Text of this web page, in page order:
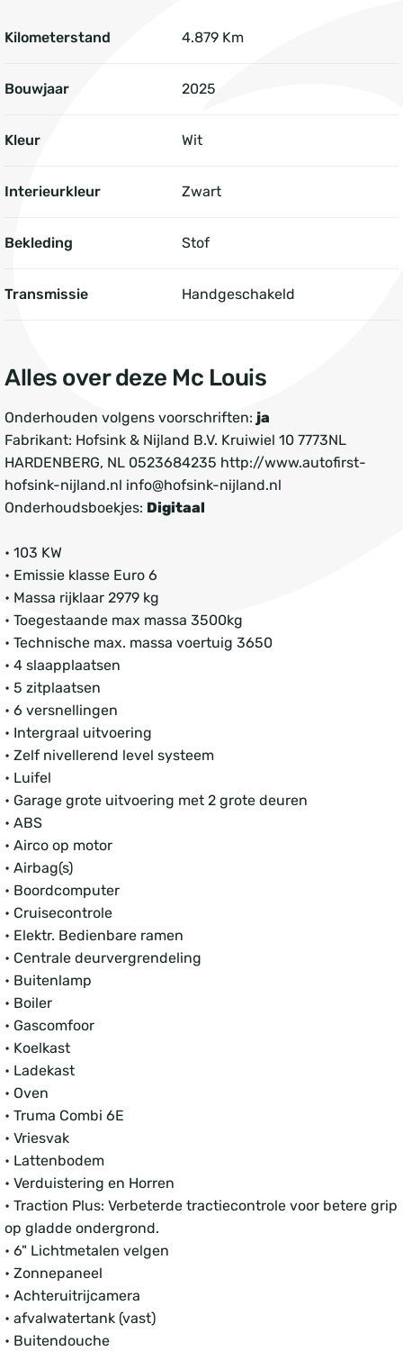
Kilometerstand 4.879 Km
Bouwjaar 2025
Kleur Wit
Interieurkleur Zwart
Bekleding Stof
Transmissie Handgeschakeld
Alles over deze Mc Louis
Onderhouden volgens voorschriften: ja
Fabrikant: Hofsink & Nijland B.V. Kruiwiel 10 7773NL
HARDENBERG, NL 0523684235 http://www.autofirst-
hofsink-nijland.nl info@hofsink-nijland.nl
Onderhoudsboekjes: Digitaal
• 103 KW
• Emissie klasse Euro 6
• Massa rijklaar 2979 kg
• Toegestaande max massa 3500kg
• Technische max. massa voertuig 3650
• 4 slaapplaatsen
• 5 zitplaatsen
• 6 versnellingen
• Intergraal uitvoering
• Zelf nivellerend level systeem
• Luifel
• Garage grote uitvoering met 2 grote deuren
• ABS
• Airco op motor
• Airbag(s)
• Boordcomputer
• Cruisecontrole
• Elektr. Bedienbare ramen
• Centrale deurvergrendeling
• Buitenlamp
• Boiler
• Gascomfoor
• Koelkast
• Ladekast
• Oven
• Truma Combi 6E
• Vriesvak
• Lattenbodem
• Verduistering en Horren
• Traction Plus: Verbeterde tractiecontrole voor betere grip
op gladde ondergrond.
• 6" Lichtmetalen velgen
• Zonnepaneel
• Achteruitrijcamera
• afvalwatertank (vast)
• Buitendouche